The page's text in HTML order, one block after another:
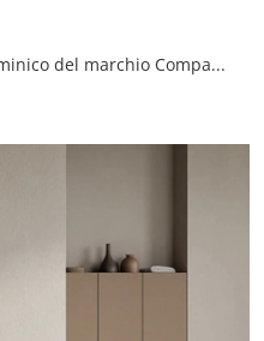
mobili bagno sospesi in melaminico del marchio Compab: clicca e scopri l'arredo bagno moderno INK NK009 per il bagno di casa.